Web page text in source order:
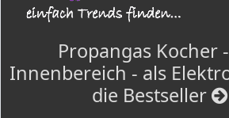
Propangas Kocher
Innenbereich - als
die Bestseller